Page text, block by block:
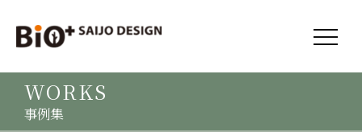
WORKS
事例集